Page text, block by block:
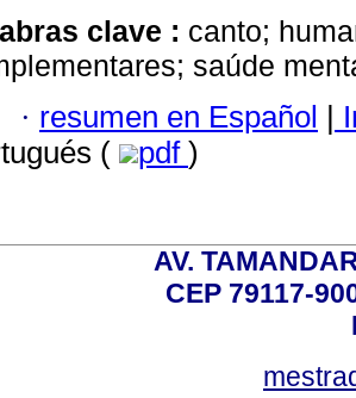
clave : canto;
saúde
· resumen en Español |
(
pdf )
AV.
CEP 79117-